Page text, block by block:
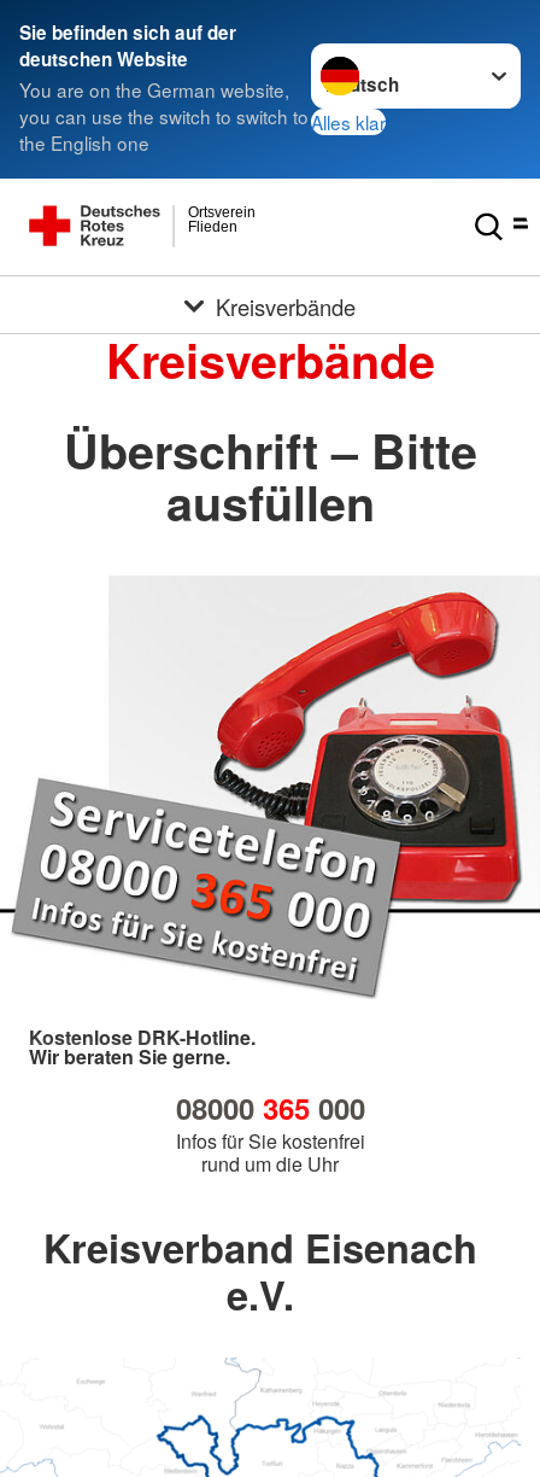
Sie befinden sich auf der
deutschen Website
You are on the German website,
you can use the switch to switch to
the English one
Sprache wechseln zu
Alles klar
Flieden
Ortsverein
Kreisverbände
Kreisverbände
Überschrift – Bitte
ausfüllen
Kostenlose DRK-Hotline.
Wir beraten Sie gerne.
08000 365000
Infos für Sie kostenfrei
rund um die Uhr
Kreisverband Eisenach
e.V.